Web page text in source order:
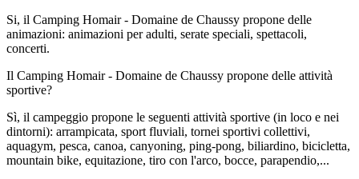
Si, il Camping Homair - Domaine de Chaussy propone delle
animazioni: animazioni per adulti, serate speciali, spettacoli,
concerti.
Il Camping Homair - Domaine de Chaussy propone delle attività
sportive?
Sì, il campeggio propone le seguenti attività sportive (in loco e nei
dintorni): arrampicata, sport fluviali, tornei sportivi collettivi,
aquagym, pesca, canoa, canyoning, ping-pong, biliardino, bicicletta,
mountain bike, equitazione, tiro con l'arco, bocce, parapendio,...